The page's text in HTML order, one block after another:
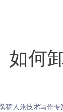
如何
稿人兼技术写作专